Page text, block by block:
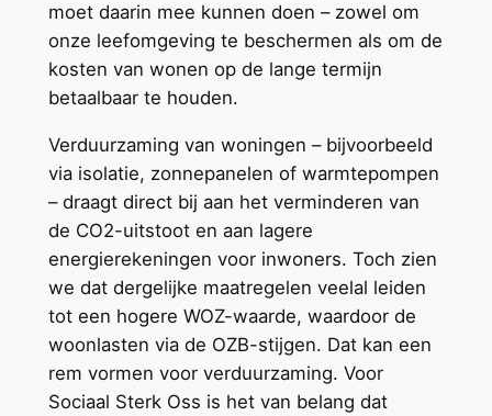
moet daarin mee kunnen doen – zowel om
onze leefomgeving te beschermen als om de
kosten van wonen op de lange termijn
betaalbaar te houden.
Verduurzaming van woningen – bijvoorbeeld
via isolatie, zonnepanelen of warmtepompen
– draagt direct bij aan het verminderen van
de CO2-uitstoot en aan lagere
energierekeningen voor inwoners. Toch zien
we dat dergelijke maatregelen veelal leiden
tot een hogere WOZ-waarde, waardoor de
woonlasten via de OZB-stijgen. Dat kan een
rem vormen voor verduurzaming. Voor
Sociaal Sterk Oss is het van belang dat